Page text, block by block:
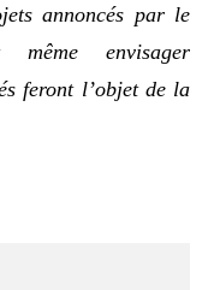
annoncés par le
même envisager
feront l’objet de la